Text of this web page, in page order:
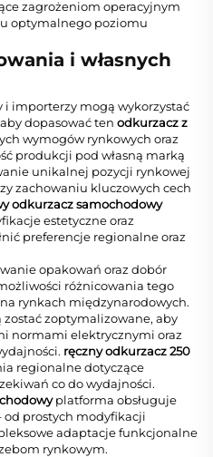
zagrożeniom operacyjnym
optymalnego poziomu
i własnych
importerzy mogą wykorzystać
dopasować ten odkurzacz z
wymogów rynkowych oraz
produkcji pod własną marką
unikalnej pozycji rynkowej
zachowaniu kluczowych cech
odkurzacz samochodowy
estetyczne oraz
preferencje regionalne oraz
opakowań oraz dobór
różnicowania tego
na rynkach międzynarodowych.
zoptymalizowane, aby
normami elektrycznymi oraz
ręczny odkurzacz 250
regionalne dotyczące
co do wydajności.
platforma obsługuje
od prostych modyfikacji
adaptacje funkcjonalne
rynkowym.